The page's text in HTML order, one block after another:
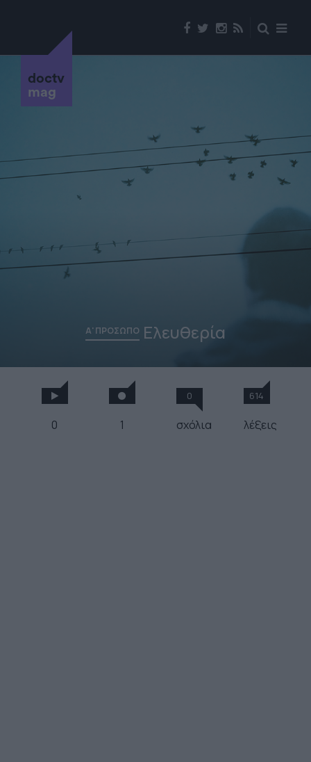
doctv
mag
Α' ΠΡΟΣΩΠΟ Ελευθερία
0 1
0
σχόλια
614
λέξεις